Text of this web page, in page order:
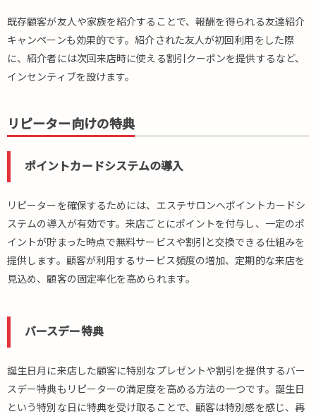
既存顧客が友人や家族を紹介することで、報酬を得られる友達紹介
キャンペーンも効果的です。紹介された友人が初回利用をした際
に、紹介者には次回来店時に使える割引クーポンを提供するなど、
インセンティブを設けます。
リピーター向けの特典
ポイントカードシステムの導入
リピーターを確保するためには、エステサロンへポイントカードシ
ステムの導入が有効です。来店ごとにポイントを付与し、一定のポ
イントが貯まった時点で無料サービスや割引と交換できる仕組みを
提供します。顧客が利用するサービス頻度の増加、定期的な来店を
見込め、顧客の固定率化を高められます。
バースデー特典
誕生日月に来店した顧客に特別なプレゼントや割引を提供するバー
スデー特典もリピーターの満足度を高める方法の一つです。誕生日
という特別な日に特典を受け取ることで、顧客は特別感を感じ、再